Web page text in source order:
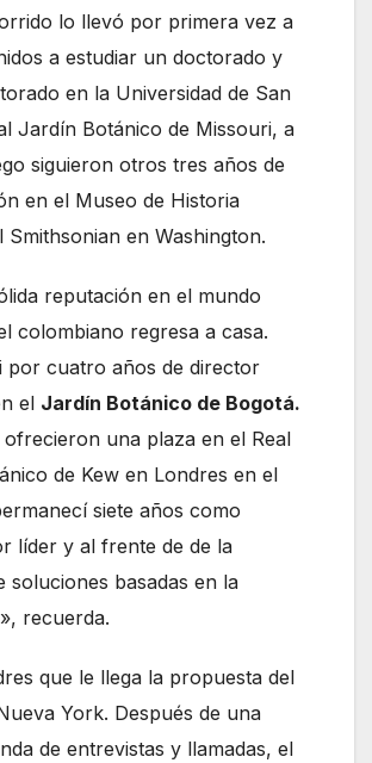
lo llevó por primera vez a
a estudiar un doctorado y
en la Universidad de San
Jardín Botánico de Missouri, a
siguieron otros tres años de
en el Museo de Historia
Smithsonian en Washington.
reputación en el mundo
colombiano regresa a casa.
por cuatro años de director
el Jardín Botánico de Bogotá.
ofrecieron una plaza en el Real
de Kew en Londres en el
siete años como
líder y al frente de de la
soluciones basadas en la
recuerda.
que le llega la propuesta del
York. Después de una
de entrevistas y llamadas, el